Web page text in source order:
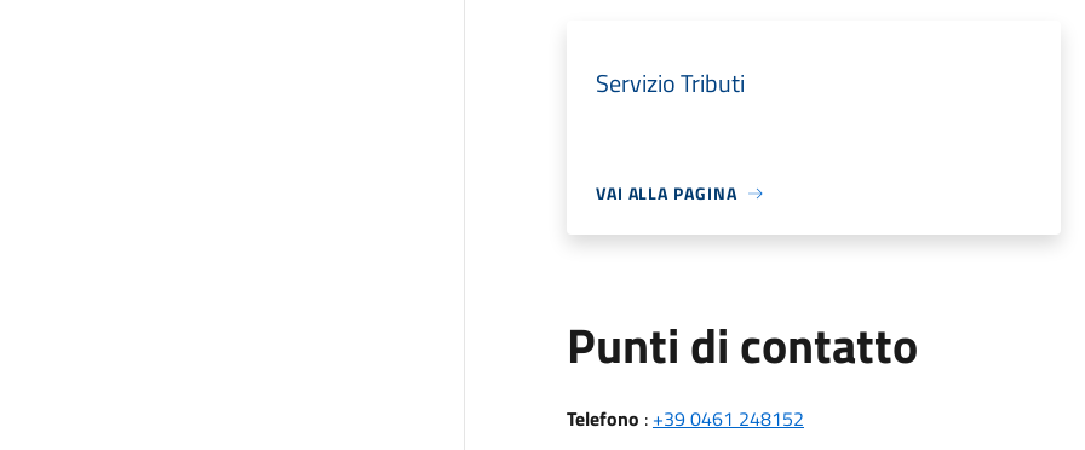
Servizio Tributi
VAI ALLA PAGINA
Punti di contatto
Telefono : +39 0461 248152